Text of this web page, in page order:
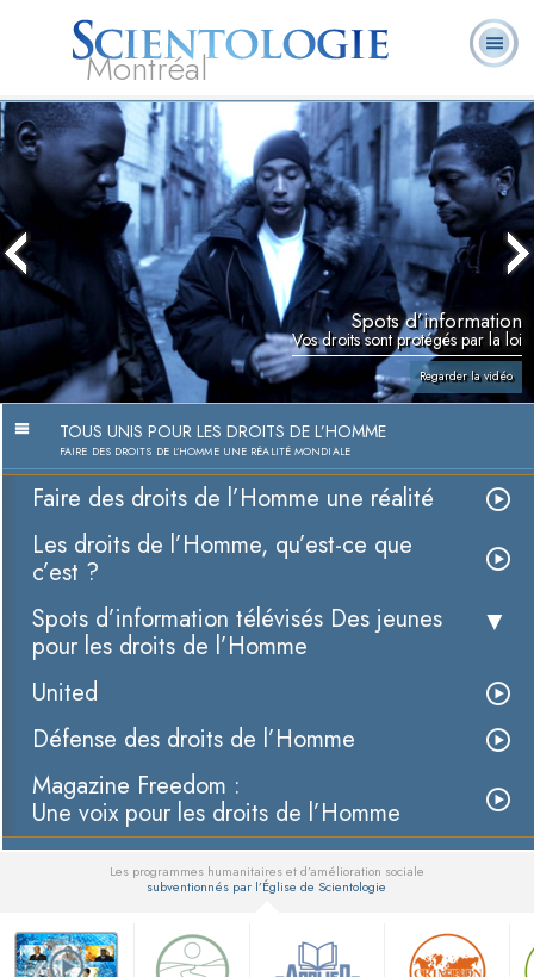
Montréal
L. Ron Hubbard
Qu’est-ce que la
Scientologie ?
Ministres
volontaires
Foire aux
questions
Livres
Spots d’information
Vos droits sont protégés par la loi
Regarder la vidéo
TOUS UNIS POUR LES DROITS DE L’HOMME
FAIRE DES DROITS DE L’HOMME UNE RÉALITÉ MONDIALE
Faire des droits de l’Homme une réalité
Les droits de l’Homme, qu’est-ce que
c’est ?
Spots d’information télévisés Des jeunes
pour les droits de l’Homme
United
Défense des droits de l’Homme
Magazine Freedom :
Une voix pour les droits de l’Homme
Les programmes humanitaires et d’amélioration sociale
subventionnés par l’Église de Scientologie